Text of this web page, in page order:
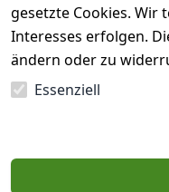
gesetzte Cookies. Wir
Interesses erfolgen.
ändern oder zu
Essenziell